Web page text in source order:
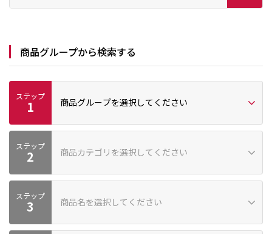
商品グループから検索する
ステップ
1 商品グループを選択してください
プロ向け 家庭向け
ステップ
2 商品カテゴリを選択してください
商品カテゴリーが見つかりません
ステップ
3 商品名を選択してください